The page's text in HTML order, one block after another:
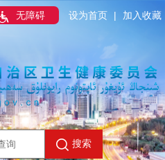
无障碍 设为首页 | 加入收藏
搜索